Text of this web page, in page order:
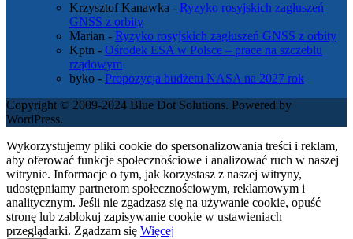
Krzysztof Kanawka - Ryzyko rosyjskich zagłuszeń
GNSS z orbity
Marian - Ryzyko rosyjskich zagłuszeń GNSS z orbity
Kptn - Ośrodek ESA w Polsce – prace na szczeblu
rządowym
byko - Propozycja budżetu NASA na 2027 rok
Copyright © 2009-2024 Blue Dot Solutions. Powered by
WordPress.
Wykorzystujemy pliki cookie do spersonalizowania treści i reklam,
aby oferować funkcje społecznościowe i analizować ruch w naszej
witrynie. Informacje o tym, jak korzystasz z naszej witryny,
udostępniamy partnerom społecznościowym, reklamowym i
analitycznym. Jeśli nie zgadzasz się na używanie cookie, opuść
stronę lub zablokuj zapisywanie cookie w ustawieniach
przeglądarki. Zgadzam się Więcej